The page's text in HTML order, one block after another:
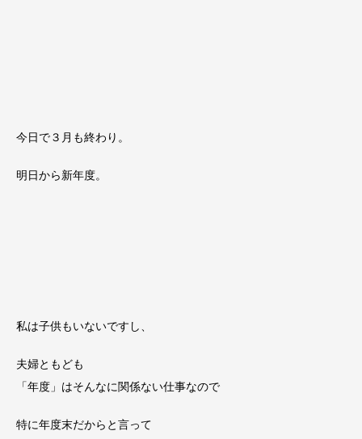
今日で３月も終わり。
明日から新年度。
私は子供もいないですし、
夫婦ともども
「年度」はそんなに関係ない仕事なので
特に年度末だからと言って